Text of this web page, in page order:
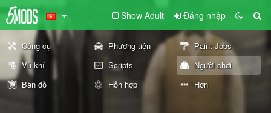
Show Adult Đăng nhập
Công cụ Phương tiện
Paint Jobs
Vũ khí
Scripts
Người chơi
Bản đồ
Hỗn hợp Hơn